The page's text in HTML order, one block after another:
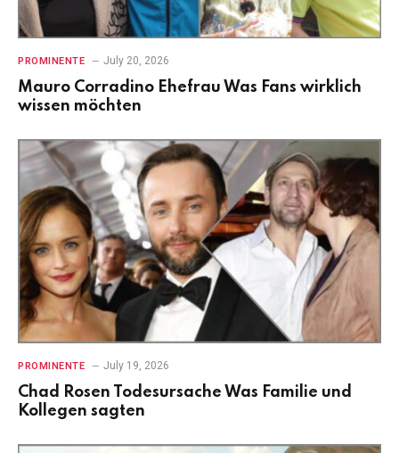
PROMINENTE July 20, 2026
Mauro Corradino Ehefrau Was Fans wirklich
wissen möchten
PROMINENTE July 19, 2026
Chad Rosen Todesursache Was Familie und
Kollegen sagten